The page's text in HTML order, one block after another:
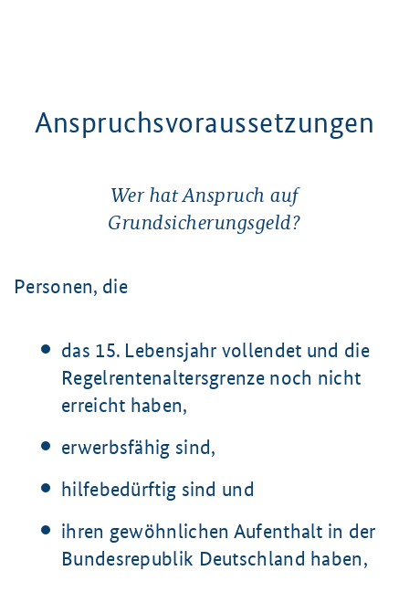
Anspruchsvoraussetzungen
Wer hat Anspruch auf
Grundsicherungsgeld?
Personen, die
das 15. Lebensjahr vollendet und die
Regelrentenaltersgrenze noch nicht
erreicht haben,
erwerbsfähig sind,
hilfebedürftig sind und
ihren gewöhnlichen Aufenthalt in der
Bundesrepublik Deutschland haben,